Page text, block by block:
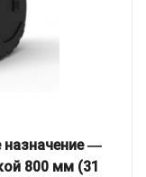
―
800 мм (31